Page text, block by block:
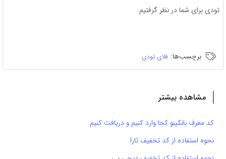
تودی برای شما در نظر گرفتیم.
برچسب‌ها: فلای تودی
مشاهده بیشتر
کد معرف بانکینو کجا وارد کنیم و دریافت کنیم
نحوه استفاده از کد تخفیف تارا